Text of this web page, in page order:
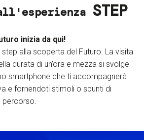
STEP
inizia da qui!
alla scoperta del Futuro. La visita
durata di un’ora e mezza si svolge
smartphone che ti accompagnerà
e fornendoti stimoli o spunti di
percorso.